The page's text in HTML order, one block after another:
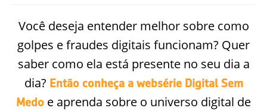
Você deseja entender melhor sobre como
golpes e fraudes digitais funcionam? Quer
saber como ela está presente no seu dia a
dia? Então conheça a websérie Digital Sem
Medo e aprenda sobre o universo digital de